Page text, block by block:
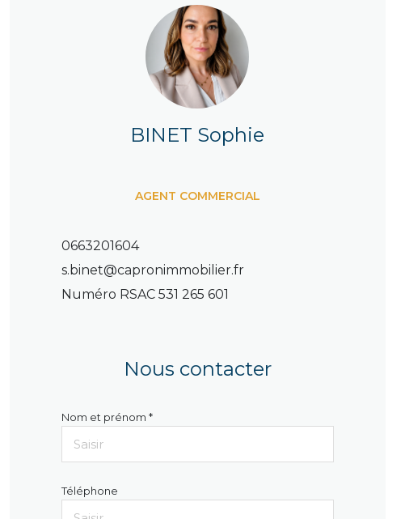
BINET Sophie
AGENT COMMERCIAL
0663201604
s.binet@capronimmobilier.fr
Numéro RSAC 531 265 601
Nous contacter
Nom et prénom *
Téléphone